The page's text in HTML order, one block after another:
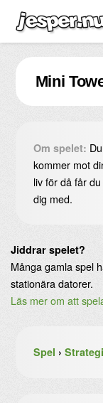
Spel ↓
Bilder ↓
Forum ↓
Videos
Blandat ↓
Mini
Om spelet:
kommer mot
liv för då får
dig med.
Jiddrar spelet?
Många gamla spel
stationära datorer.
Läs mer om att
Spel › Strategi